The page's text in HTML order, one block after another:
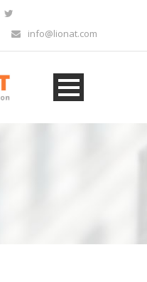
info@lionat.com